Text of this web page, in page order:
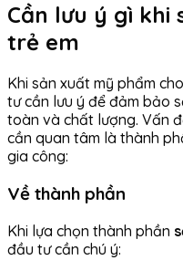
Cần lưu ý gì khi
trẻ em
Khi sản xuất mỹ phẩm
tư cần lưu ý để đảm bảo
toàn và chất lượng. Vấn
cần quan tâm là thành
gia công:
Về thành phần
Khi lựa chọn thành phần
đầu tư cần chú ý: